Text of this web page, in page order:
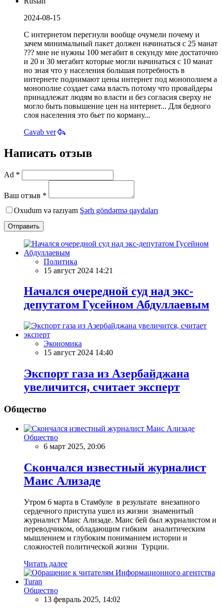
2024-08-15
С интернетом перегнули вообще очумели почему и
зачем минимальный пакет должен начинаться с 25 манат
??? мне не нужны 100 мегабит в секунду мне достаточно
и 20 и 30 мегабит которые могли начинаться с 10 манат
но зная что у населения большая потребность в
интернете поднимают цены интернет под монополием а
монополие создает сама власть потому что провайдеры
принадлежат людям во власти и без согласия сверху не
могло быть повышение цен на интернет... Для бедного
слоя населения это бьет по корману...
Cavab ver
Написать отзыв
Ad *
Ваш отзыв *
Oxudum və razıyam Şərh göndərmə qaydaları
Отправить
Политика
15 август 2024 14:21
Начался очередной суд над экс-
депутатом Гусейном Абдуллаевым
Экономика
15 август 2024 14:40
Экспорт газа из Азербайджана
увеличится, считает эксперт
Общество
Общество
6 март 2025, 20:06
Скончался известный журналист
Маис Ализаде
Утром 6 марта в Стамбуле в результате внезапного
сердечного приступа ушел из жизни знаменитый
журналист Маис Ализаде. Маис бей был журналистом и
переводчиком, обладающим гибким аналитическим
мышлением и глубоким пониманием истории и
сложностей политической жизни Турции.
Читать далее
Общество
13 февраль 2025, 14:02